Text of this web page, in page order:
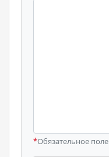
*Обязательное поле